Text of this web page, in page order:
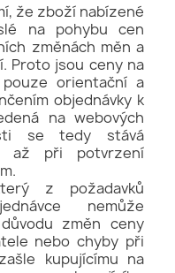
že zboží nabízené
na pohybu cen
změnách měn a
Proto jsou ceny na
orientační a
objednávky k
na webových
se tedy stává
až při potvrzení
z požadavků
nemůže
změn ceny
nebo chyby při
kupujícímu na